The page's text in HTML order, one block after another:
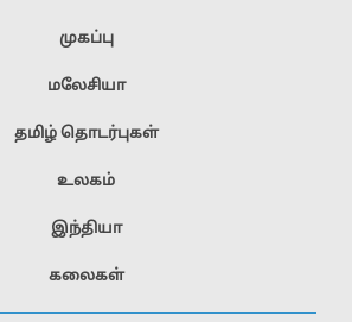
முகப்பு
மலேசியா
தமிழ் தொடர்புகள்
உலகம்
இந்தியா
கலைகள்